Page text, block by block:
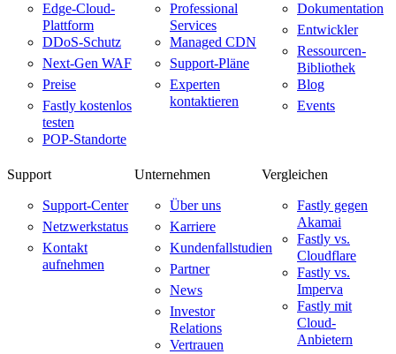
Edge-Cloud-
Plattform
DDoS-Schutz
Next-Gen WAF
Preise
Fastly kostenlos
testen
POP-Standorte
Professional
Services
Managed CDN
Support-Pläne
Experten
kontaktieren
Dokumentation
Entwickler
Ressourcen-
Bibliothek
Blog
Events
Support
Support-Center
Netzwerkstatus
Kontakt
aufnehmen
Unternehmen
Über uns
Karriere
Kundenfallstudien
Partner
News
Investor
Relations
Vertrauen
Vergleichen
Fastly gegen
Akamai
Fastly vs.
Cloudflare
Fastly vs.
Imperva
Fastly mit
Cloud-
Anbietern